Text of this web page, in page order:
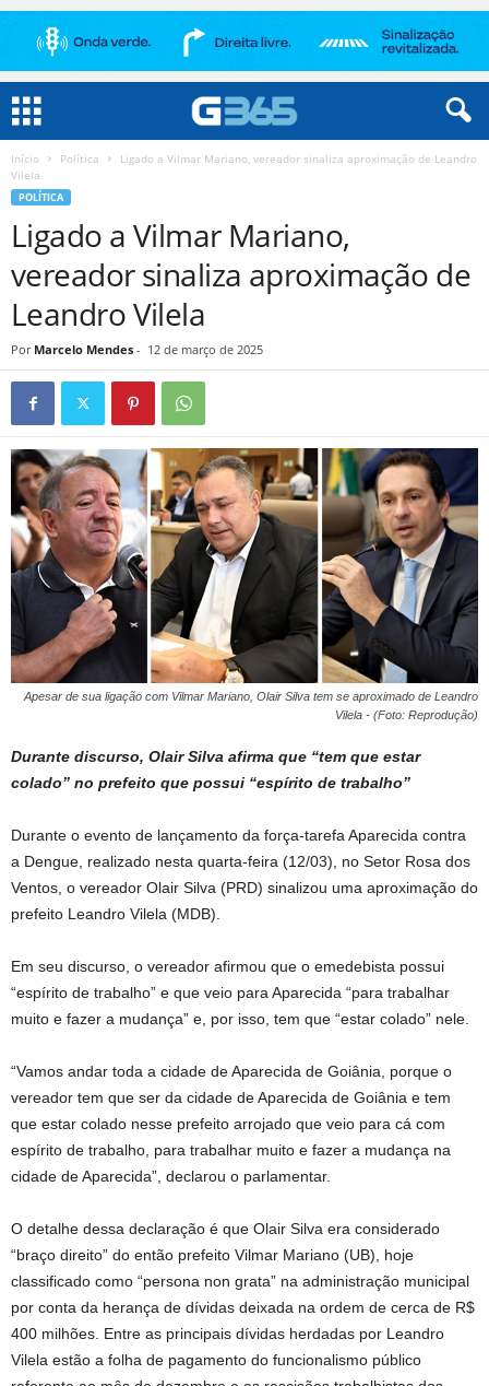
Início Política
Ligado a Vilmar Mariano, vereador sinaliza aproximação de Leandro
Vilela
POLÍTICA
Ligado a Vilmar Mariano,
vereador sinaliza aproximação de
Leandro Vilela
Por Marcelo Mendes - 12 de março de 2025
Apesar de sua ligação com Vilmar Mariano, Olair Silva tem se aproximado de Leandro
Vilela - (Foto: Reprodução)
Durante discurso, Olair Silva afirma que “tem que estar
colado” no prefeito que possui “espírito de trabalho”
Durante o evento de lançamento da força-tarefa Aparecida contra
a Dengue, realizado nesta quarta-feira (12/03), no Setor Rosa dos
Ventos, o vereador Olair Silva (PRD) sinalizou uma aproximação do
prefeito Leandro Vilela (MDB).
Em seu discurso, o vereador afirmou que o emedebista possui
“espírito de trabalho” e que veio para Aparecida “para trabalhar
muito e fazer a mudança” e, por isso, tem que “estar colado” nele.
“Vamos andar toda a cidade de Aparecida de Goiânia, porque o
vereador tem que ser da cidade de Aparecida de Goiânia e tem
que estar colado nesse prefeito arrojado que veio para cá com
espírito de trabalho, para trabalhar muito e fazer a mudança na
cidade de Aparecida”, declarou o parlamentar.
O detalhe dessa declaração é que Olair Silva era considerado
“braço direito” do então prefeito Vilmar Mariano (UB), hoje
classificado como “persona non grata” na administração municipal
por conta da herança de dívidas deixada na ordem de cerca de R$
400 milhões. Entre as principais dívidas herdadas por Leandro
Vilela estão a folha de pagamento do funcionalismo público